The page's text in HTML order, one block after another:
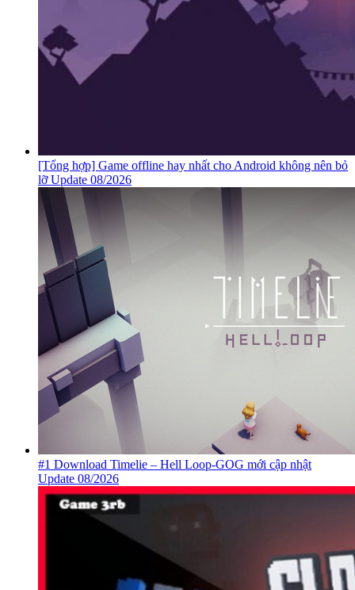
[Tổng hợp] Game offline hay nhất cho Android không nên bỏ
lỡ Update 08/2026
#1 Download Timelie – Hell Loop-GOG mới cập nhật
Update 08/2026